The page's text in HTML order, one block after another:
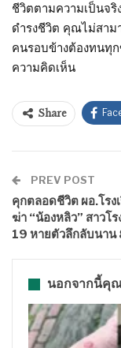
ชีวิตตามความเป็นจริ
ดำรงชีวิต คุณไม่สาม
คนรอบข้างต้องทนทุ
ความคิดเห็น
Share
PREV POST
คุกตลอดชีวิต ผอ.โรง
ฆ่า “น้องหลิว” สาวโร
19 หายตัวลึกลับนาน
นอกจากนี้คุ